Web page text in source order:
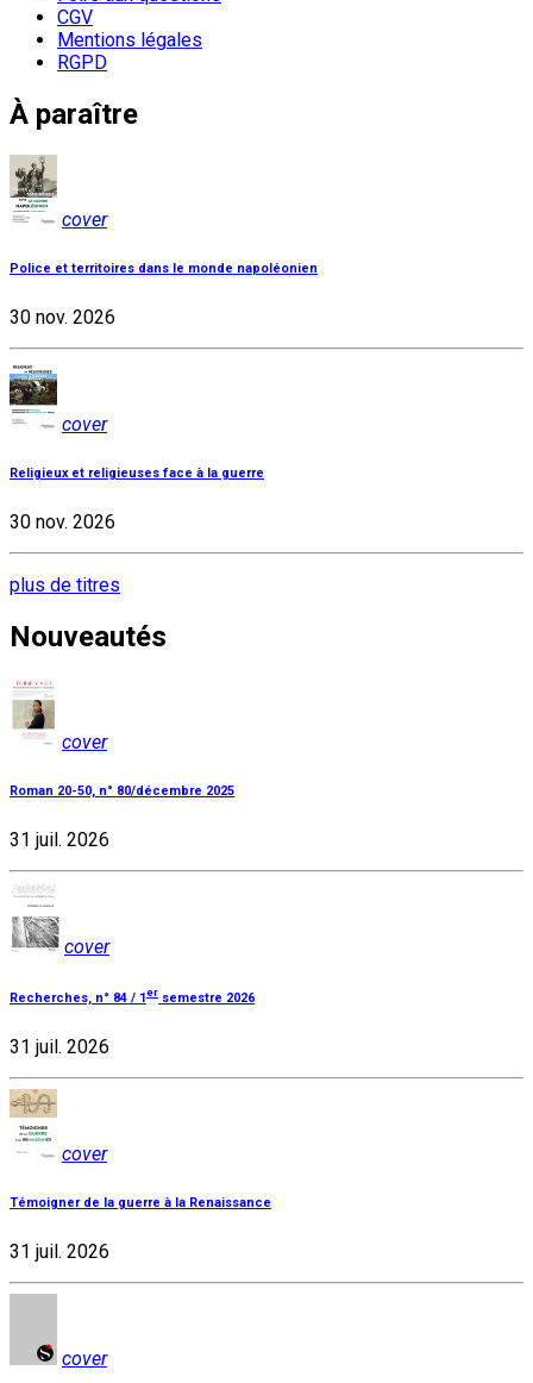
CGV
Mentions légales
RGPD
À paraître
cover
Police et territoires dans le monde napoléonien
30 nov. 2026
cover
Religieux et religieuses face à la guerre
30 nov. 2026
plus de titres
Nouveautés
cover
Roman 20-50, n° 80/décembre 2025
31 juil. 2026
cover
Recherches, n° 84 / 1 er semestre 2026
31 juil. 2026
cover
Témoigner de la guerre à la Renaissance
31 juil. 2026
cover